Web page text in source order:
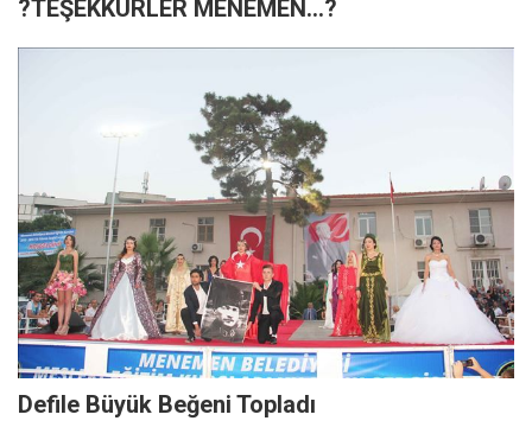
?TEŞEKKÜRLER MENEMEN...?
Defile Büyük Beğeni Topladı